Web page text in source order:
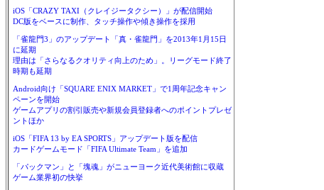
iOS「CRAZY TAXI（クレイジータクシー）」が配信開始
DC版をベースに制作、タッチ操作や傾き操作を採用
「雀龍門3」のアップデート「真・雀龍門」を2013年1月15日
に延期
理由は「さらなるクオリティ向上のため」。リーグモード終了
時期も延期
Android向け「SQUARE ENIX MARKET」で1周年記念キャン
ペーンを開始
ゲームアプリの割引販売や新規会員登録者へのポイントプレゼ
ントほか
iOS「FIFA 13 by EA SPORTS」アップデート版を配信
カードゲームモード「FIFA Ultimate Team」を追加
「パックマン」と「塊魂」がニューヨーク近代美術館に収蔵
ゲーム業界初の快挙